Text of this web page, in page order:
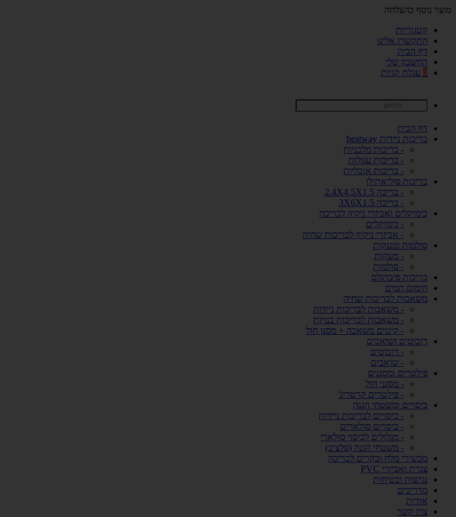
מוצר נוסף בהצלחה
קטגוריות
התקשרו אלינו
דף הבית
החשבון שלי
0 עגלת קניות
דף הבית
בריכות ניידות bestway
- בריכות מלבניות
- בריכות עגולות
- בריכות אובליות
בריכות פוליאתילן
- בריכה 2.4X4.5X1.5
- בריכה 3X6X1.5
כימיקלים ואביזרי ניקיון לבריכה
- כימיקלים
- אביזרי ניקיון לבריכות שחיה
סולמות ומעקות
- מעקות
- סולמות
בריכות פיברגלס
חימום המים
משאבות לבריכות שחיה
- משאבות לבריכות ניידות
- משאבות לבריכות בנויות
- קיטים משאבה + מסנן חול
רובוטים ושואבים
- רובוטים
- שואבים
פילטרים ומסננים
- מסנני חול
- פילטרים קרטריג'
כיסויים ומשטחי הגנה
- כיסויים לבריכות ניידות
- כיסויים סולארים
- מגלולים לכיסוי סולארי
- משטחי הגנה (פלציב)
מכשירי מלח ובקרים לבריכה
צנרת ואביזרי PVC
נגישות ובטיחות
מדריכים
אודות
צרו קשר